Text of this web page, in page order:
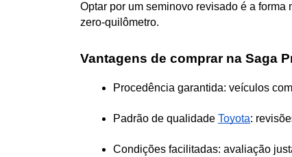
Optar por um seminovo revisado é a
zero-quilômetro.
Vantagens de comprar na Saga
Procedência garantida: veículos
Padrão de qualidade Toyota:
Condições facilitadas: avaliação